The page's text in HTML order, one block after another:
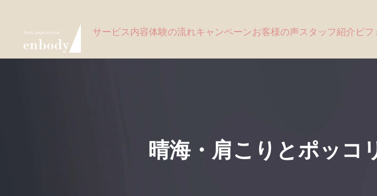
サービス内容体験の流れキャンペーンお客様の声スタッフ紹介 ビ
晴海・肩こりとポッコ